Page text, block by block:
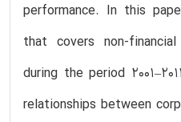
performance. In this
that covers non-
during the period
relationships between